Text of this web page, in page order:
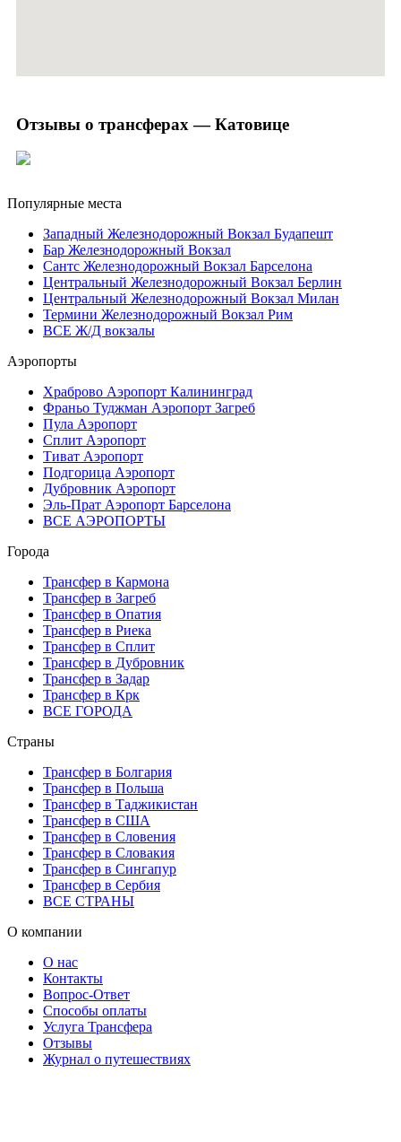
Отзывы о трансферах — Катовице
Популярные места
Западный Железнодорожный Вокзал Будапешт
Бар Железнодорожный Вокзал
Сантс Железнодорожный Вокзал Барселона
Центральный Железнодорожный Вокзал Берлин
Центральный Железнодорожный Вокзал Милан
Термини Железнодорожный Вокзал Рим
ВСЕ Ж/Д вокзалы
Аэропорты
Храброво Аэропорт Калининград
Франьо Туджман Аэропорт Загреб
Пула Аэропорт
Сплит Аэропорт
Тиват Аэропорт
Подгорица Аэропорт
Дубровник Аэропорт
Эль-Прат Аэропорт Барселона
ВСЕ АЭРОПОРТЫ
Города
Трансфер в Кармона
Трансфер в Загреб
Трансфер в Опатия
Трансфер в Риека
Трансфер в Сплит
Трансфер в Дубровник
Трансфер в Задар
Трансфер в Крк
ВСЕ ГОРОДА
Страны
Трансфер в Болгария
Трансфер в Польша
Трансфер в Таджикистан
Трансфер в США
Трансфер в Словения
Трансфер в Словакия
Трансфер в Сингапур
Трансфер в Сербия
ВСЕ СТРАНЫ
О компании
О нас
Контакты
Вопрос-Ответ
Способы оплаты
Услуга Трансфера
Отзывы
Журнал о путешествиях